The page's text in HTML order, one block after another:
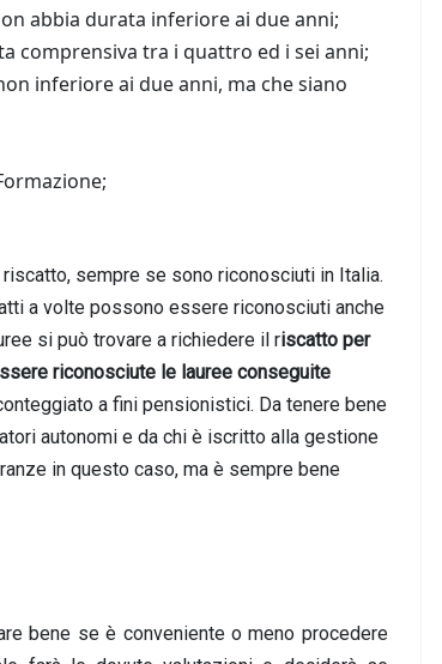
abbia durata inferiore ai due anni;
comprensiva tra i quattro ed i sei anni;
inferiore ai due anni, ma che siano
sempre se sono riconosciuti in Italia.
a volte possono essere riconosciuti anche
si può trovare a richiedere il riscatto per
riconosciute le lauree conseguite
a fini pensionistici. Da tenere bene
autonomi e da chi è iscritto alla gestione
in questo caso, ma è sempre bene
bene se è conveniente o meno procedere